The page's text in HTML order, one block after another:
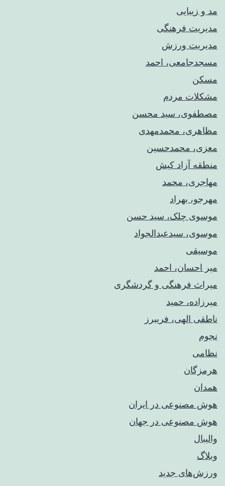
مد و زیبایی
مدیریت فرهنگی
مدیریت ورزش
مسجدجامعی، احمد
مسکن
مشکلات مردم
مصطفوی، سید محسن
مظاهری، محمدمهدی
معزی، محمدحسین
منطقه آزاد کیش
مهاجری، محمد
مهرجو، بهراد
موسوی چلک، سید حسن
موسوی، سیدعبدالجواد
موسیقی
میر احسان، احمد
میراث فرهنگی و گردشگری
میرزاده، حمید
ناطقی الهی، فریبرز
نجوم
نظامی
هرمزگان
همدان
هوش مصنوعی در ایران
هوش مصنوعی در جهان
والیبال
وبلاگ
ورزش‌های جدید